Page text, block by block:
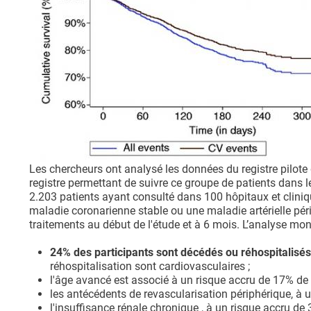
Les chercheurs ont analysé les données du registre
registre permettant de suivre ce groupe de patients dans
2.203 patients ayant consulté dans 100 hôpitaux et
maladie coronarienne stable ou une maladie artérielle
traitements au début de l'étude et à 6 mois. L’analyse
24% des participants sont décédés ou
réhospitalisation sont cardiovasculaires ;
l'âge avancé est associé à un risque accru de 17%
les antécédents de revascularisation périphérique, à
l'insuffisance rénale chronique , à un risque accru de